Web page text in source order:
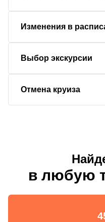
Изменения в
Выбор экскурсии
Отмена круиза
в любую